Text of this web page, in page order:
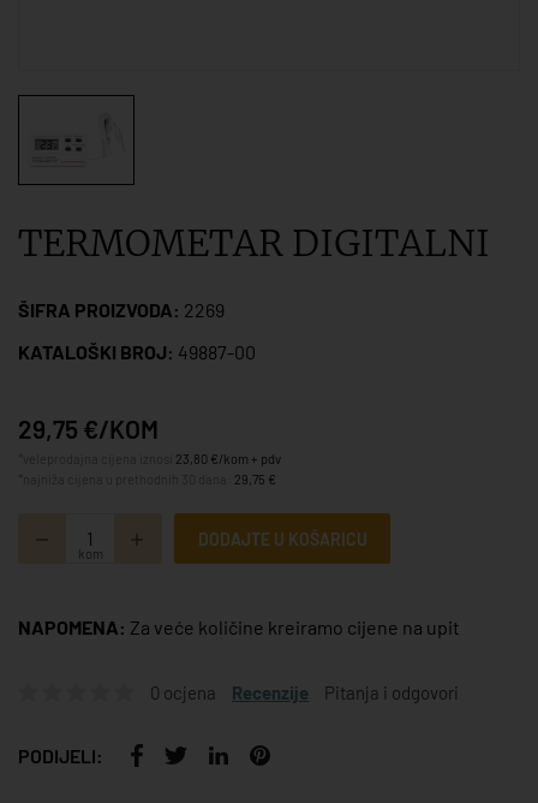
TERMOMETAR DIGITALNI
ŠIFRA PROIZVODA: 2269
KATALOŠKI BROJ: 49887-00
29,75 €/KOM
23,80 €/kom + pdv
29,75 €
kom
DODAJTE U KOŠARICU
NAPOMENA: Za veće količine kreiramo cijene na upit
0 ocjena Recenzije Pitanja i odgovori
PODIJELI: